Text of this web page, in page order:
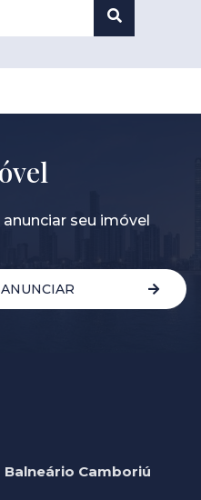
seu imóvel
Camboriú